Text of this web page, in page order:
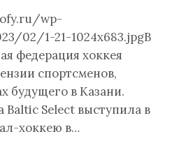
wp-
02/1-21-1024x683.jpgВ
федерация хоккея
спортсменов,
будущего в Казани.
Baltic Select выступила в
хоккею в…